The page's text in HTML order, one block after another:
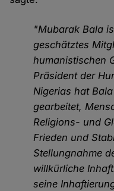
"Mubarak Bala
geschätztes
humanistischen
Präsident der
Nigerias hat
gearbeitet,
Religions- und
Frieden und
Stellungnahme
willkürliche
seine